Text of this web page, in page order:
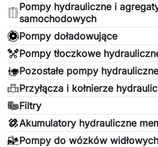
Pompy hydrauliczne i
samochodowych
Pompy doładowujące
Pompy tłoczkowe
Pozostałe pompy hydrauliczne
Przyłącza i kołnierze
Filtry
Akumulatory hydrauliczne
Pompy do wózków widłowych